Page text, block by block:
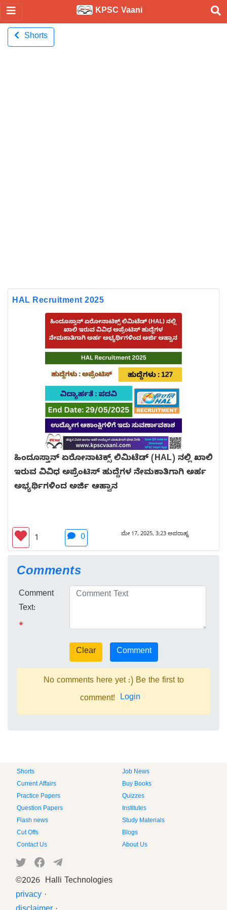
KPSC Vaani
Shorts
HAL Recruitment 2025
ಹಿಂದೂಸ್ತಾನ್ ಏರೋನಾಟಿಕ್ಸ್ ಲಿಮಿಟೆಡ್ (HAL) ನಲ್ಲಿ ಖಾಲಿ
ಇರುವ ವಿವಿಧ ಅಪ್ರೆಂಟಿಸ್ ಹುದ್ದೆಗಳ ನೇಮಕಾತಿಗಾಗಿ ಅರ್ಹ
ಅಭ್ಯರ್ಥಿಗಳಿಂದ ಅರ್ಜಿ ಆಹ್ವಾನ
1 0 ಮೇ 17, 2025, 3:23 ಅಪರಾಹ್ನ
Comments
Comment
Text:
*
No comments here yet :) Be the first to
comment! Login
Shorts
Job News
Current Affairs
Buy Books
Practice Papers
Quizzes
Question Papers
Institutes
Flash news
Study Materials
Cut Offs
Blogs
Contact Us
About Us
©2026 Halli Technologies
privacy ·